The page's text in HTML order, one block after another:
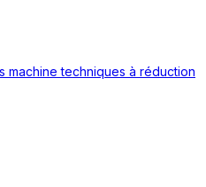
machine techniques à réduction